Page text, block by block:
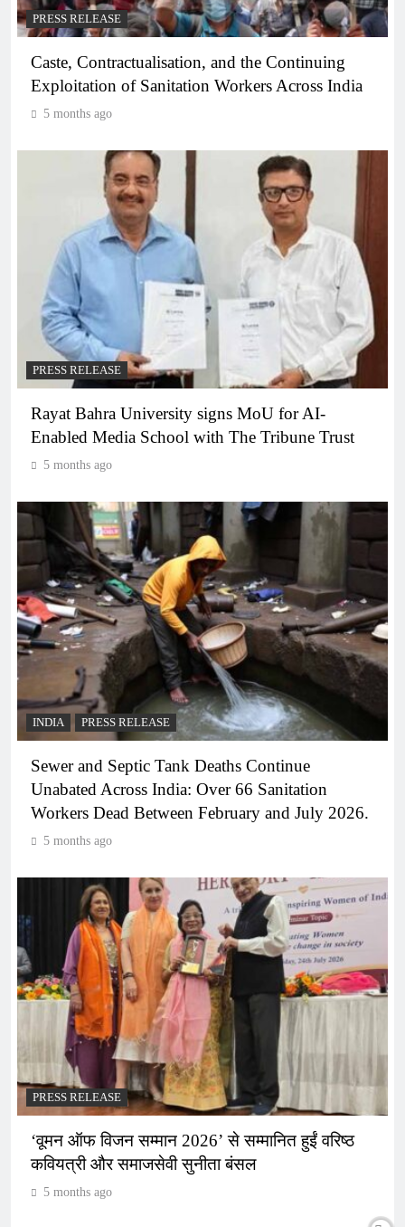
PRESS RELEASE
Caste, Contractualisation, and the Continuing
Exploitation of Sanitation Workers Across India
5 months ago
PRESS RELEASE
Rayat Bahra University signs MoU for AI-
Enabled Media School with The Tribune Trust
5 months ago
INDIA PRESS RELEASE
Sewer and Septic Tank Deaths Continue
Unabated Across India: Over 66 Sanitation
Workers Dead Between February and July 2026.
5 months ago
PRESS RELEASE
‘वूमन ऑफ विजन सम्मान 2026’ से सम्मानित हुईं वरिष्ठ
कवियत्री और समाजसेवी सुनीता बंसल
5 months ago